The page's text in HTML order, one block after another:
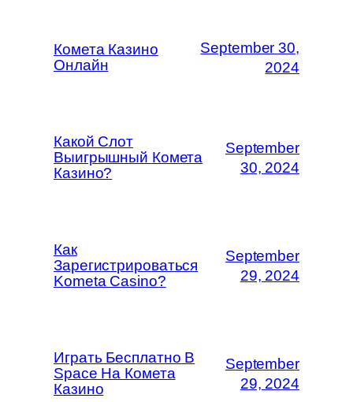
Комета Казино
Онлайн
September 30,
2024
Какой Слот
Выигрышный Комета
Казино?
September
30, 2024
Как
Зарегистрироваться
Kometa Casino?
September
29, 2024
Играть Бесплатно В
Space На Комета
Казино
September
29, 2024